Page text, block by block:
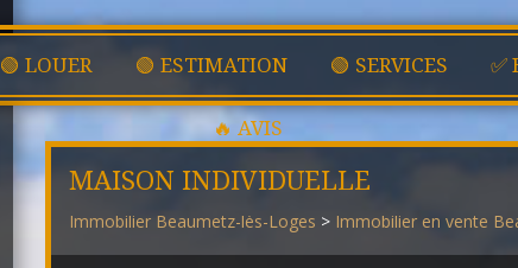
🟢 LOUER 🟢 ESTIMATION 🟢 SERVICES ✅
🔥 AVIS
MAISON INDIVIDUELLE
Immobilier Beaumetz-lès-Loges > Immobilier en vente